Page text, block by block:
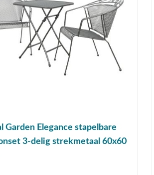
Garden Elegance stapelbare
3-delig strekmetaal 60x60